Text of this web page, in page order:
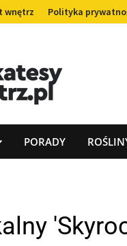
wnętrz Polityka
PORADY